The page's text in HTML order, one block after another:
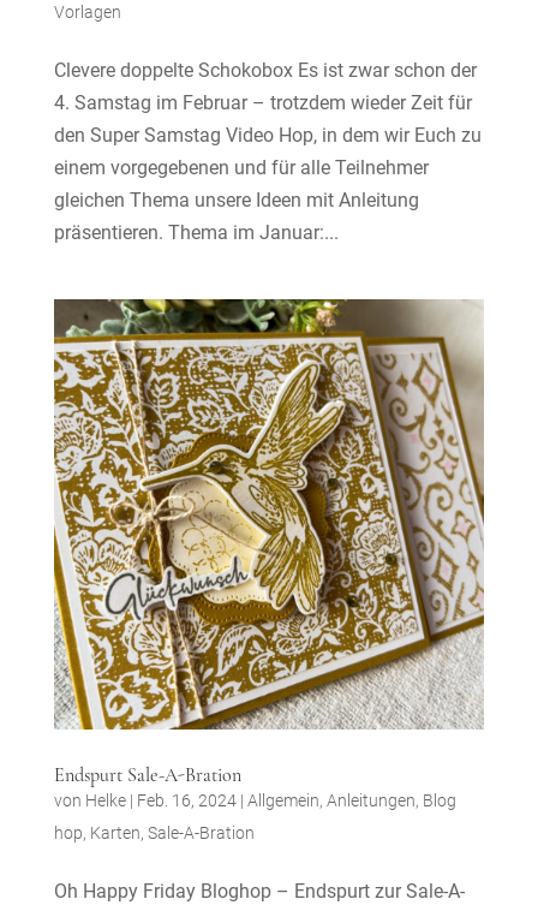
Vorlagen
Clevere doppelte Schokobox Es ist zwar schon der
4. Samstag im Februar – trotzdem wieder Zeit für
den Super Samstag Video Hop, in dem wir Euch zu
einem vorgegebenen und für alle Teilnehmer
gleichen Thema unsere Ideen mit Anleitung
präsentieren. Thema im Januar:...
Endspurt Sale-A-Bration
von Helke| Feb. 16, 2024| Allgemein, Anleitungen, Blog
hop, Karten, Sale-A-Bration
Oh Happy Friday Bloghop – Endspurt zur Sale-A-